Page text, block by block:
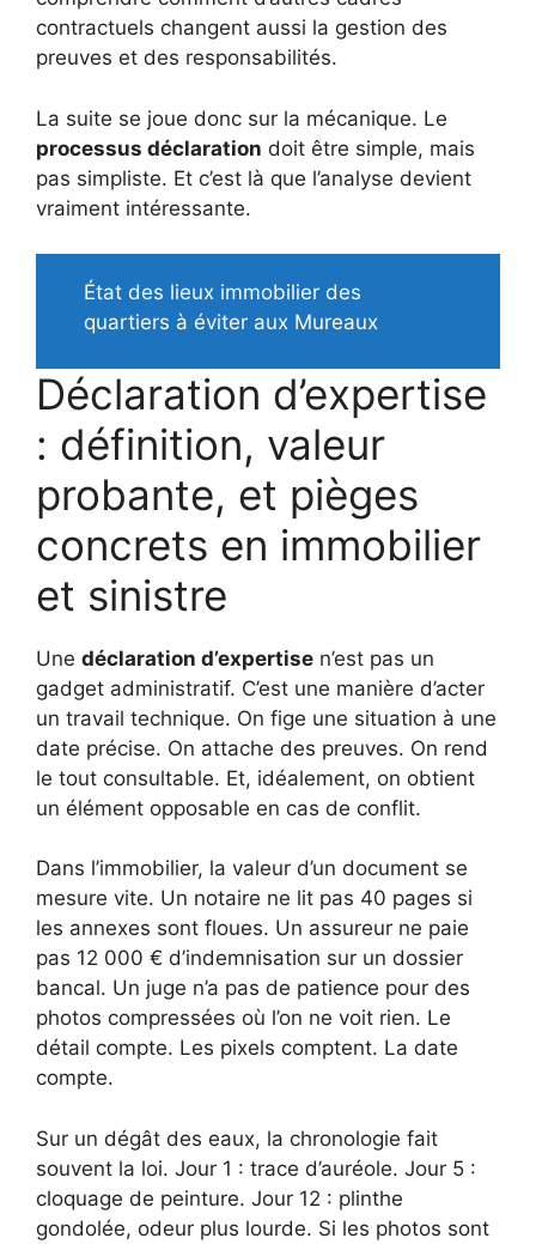
contractuels changent aussi la gestion des
preuves et des responsabilités.
La suite se joue donc sur la mécanique. Le
processus déclaration doit être simple, mais
pas simpliste. Et c’est là que l’analyse devient
vraiment intéressante.
État des lieux immobilier des
quartiers à éviter aux Mureaux
Déclaration d’expertise
: définition, valeur
probante, et pièges
concrets en immobilier
et sinistre
Une déclaration d’expertise n’est pas un
gadget administratif. C’est une manière d’acter
un travail technique. On fige une situation à une
date précise. On attache des preuves. On rend
le tout consultable. Et, idéalement, on obtient
un élément opposable en cas de conflit.
Dans l’immobilier, la valeur d’un document se
mesure vite. Un notaire ne lit pas 40 pages si
les annexes sont floues. Un assureur ne paie
pas 12 000 € d’indemnisation sur un dossier
bancal. Un juge n’a pas de patience pour des
photos compressées où l’on ne voit rien. Le
détail compte. Les pixels comptent. La date
compte.
Sur un dégât des eaux, la chronologie fait
souvent la loi. Jour 1 : trace d’auréole. Jour 5 :
cloquage de peinture. Jour 12 : plinthe
gondolée, odeur plus lourde. Si les photos sont